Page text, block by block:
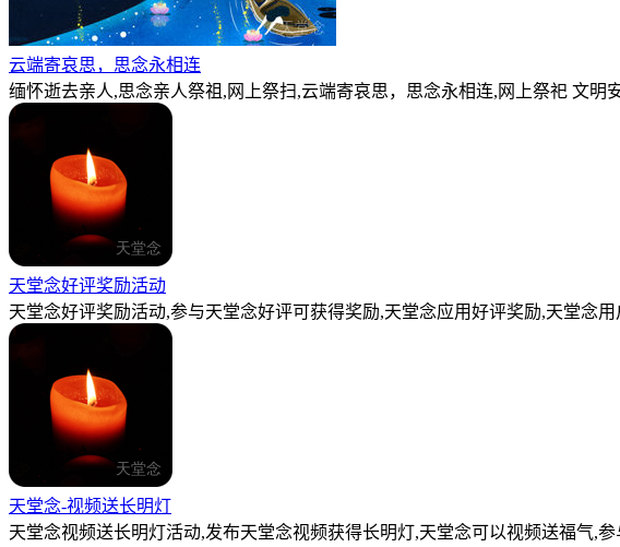
云端寄哀思，思念永相连
缅怀逝去亲人,思念亲人祭祖,网上祭扫,云端寄哀思，思念永相连,网上祭祀 文明
天堂念好评奖励活动
天堂念好评奖励活动,参与天堂念好评可获得奖励,天堂念应用好评奖励,天堂念
天堂念-视频送长明灯
天堂念视频送长明灯活动,发布天堂念视频获得长明灯,天堂念可以视频送福气,